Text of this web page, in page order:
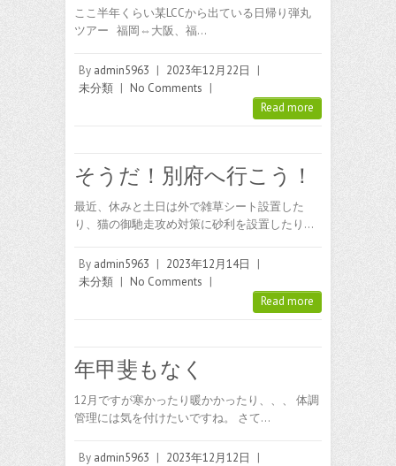
ここ半年くらい某LCCから出ている日帰り弾丸
ツアー 福岡⇔大阪、福…
By admin5963 | 2023年12月22日
|
未分類 | No Comments |
Read more
そうだ！別府へ行こう！
最近、休みと土日は外で雑草シート設置した
り、猫の御馳走攻め対策に砂利を設置したり…
By admin5963 | 2023年12月14日
|
未分類 | No Comments |
Read more
年甲斐もなく
12月ですが寒かったり暖かかったり、、、 体調
管理には気を付けたいですね。 さて…
By admin5963 | 2023年12月12日
|